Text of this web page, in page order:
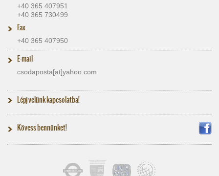
+40 365 407951
+40 365 730499
Fax
+40 365 407950
E-mail
csodaposta[at]​yahoo.com
Lépj velünk kapcsolatba!
Kövess bennünket!